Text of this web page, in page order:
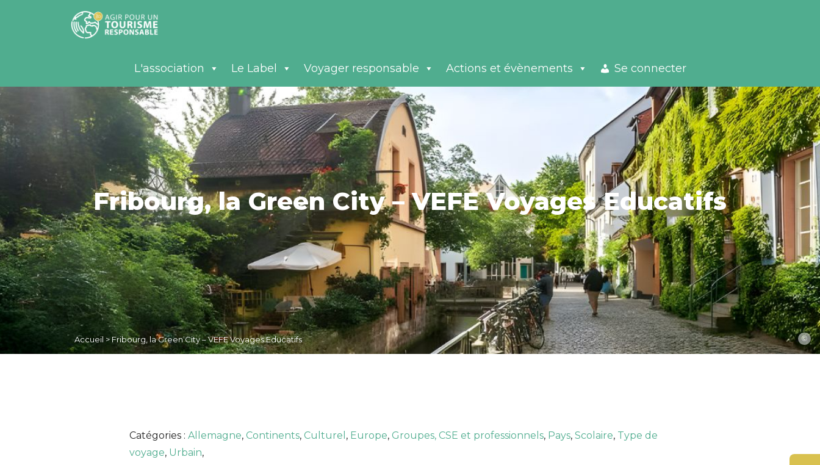
L'association Le Label Voyager responsable Actions et évènements Se connecter
Fribourg, la Green City – VEFE Voyages Educatifs
Accueil > Fribourg, la Green City – VEFE Voyages Educatifs ©
Catégories : Allemagne, Continents, Culturel , Europe, Groupes, CSE et professionnels, Pays, Scolaire, Type de
voyage, Urbain,